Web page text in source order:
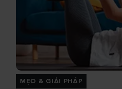
MẸO & GIẢI PHÁP